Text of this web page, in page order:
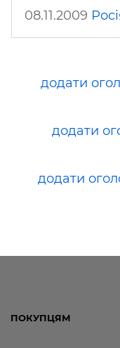
08.11.2009
додати
додати
додати
ПОКУПЦЯМ